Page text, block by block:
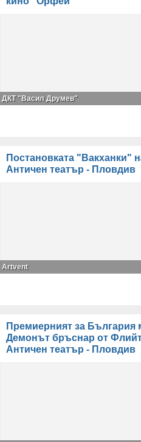
ДКТ "Васил Друмев"
Постановката "Вакханки"
Античен театър - Пловдив
Artvent
Премиерният за
Демонът бръснар от
Античен театър - Пловдив